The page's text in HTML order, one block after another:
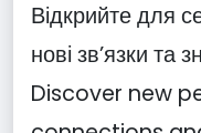
Відкрийте для
нові зв’язки та
Discover new